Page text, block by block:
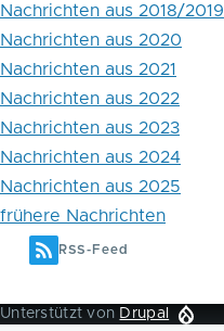
Nachrichten aus 2018/2019
Nachrichten aus 2020
Nachrichten aus 2021
Nachrichten aus 2022
Nachrichten aus 2023
Nachrichten aus 2024
Nachrichten aus 2025
frühere Nachrichten
RSS-Feed
Unterstützt von Drupal